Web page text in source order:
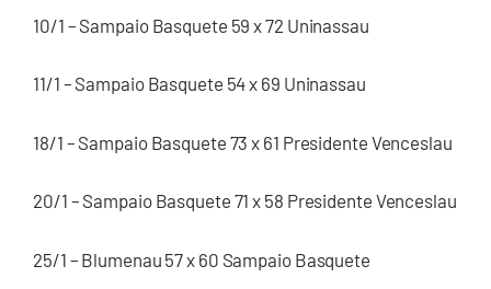
10/1 – Sampaio Basquete 59 x 72 Uninassau
11/1 – Sampaio Basquete 54 x 69 Uninassau
18/1 – Sampaio Basquete 73 x 61 Presidente Venceslau
20/1 – Sampaio Basquete 71 x 58 Presidente Venceslau
25/1 – Blumenau 57 x 60 Sampaio Basquete